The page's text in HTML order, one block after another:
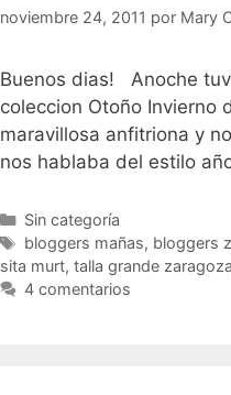
noviembre 24, 2011 por Mary
Buenos dias! Anoche
coleccion Otoño Invierno
maravillosa anfitriona y
nos hablaba del estilo
Categorías
Sin categoría
Etiquetas
bloggers mañas, bloggers
sita murt, talla grande zaragoza
4 comentarios